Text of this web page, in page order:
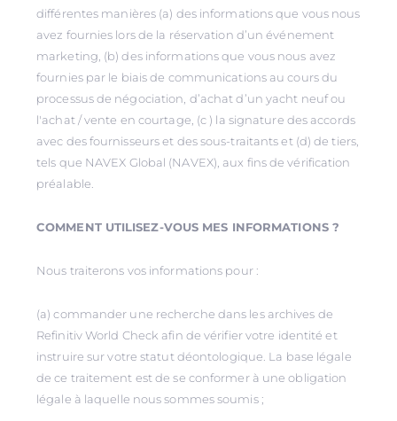
différentes manières (a) des informations que vous nous
avez fournies lors de la réservation d’un événement
marketing, (b) des informations que vous nous avez
fournies par le biais de communications au cours du
processus de négociation, d’achat d’un yacht neuf ou
l'achat / vente en courtage, (c ) la signature des accords
avec des fournisseurs et des sous-traitants et (d) de tiers,
tels que NAVEX Global (NAVEX), aux fins de vérification
préalable.
COMMENT UTILISEZ-VOUS MES INFORMATIONS ?
Nous traiterons vos informations pour :
(a) commander une recherche dans les archives de
Refinitiv World Check afin de vérifier votre identité et
instruire sur votre statut déontologique. La base légale
de ce traitement est de se conformer à une obligation
légale à laquelle nous sommes soumis ;